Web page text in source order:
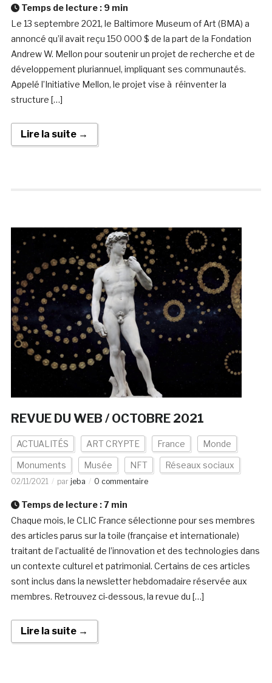
Temps de lecture : 9 min
Le 13 septembre 2021, le Baltimore Museum of Art (BMA) a
annoncé qu’il avait reçu 150 000 $ de la part de la Fondation
Andrew W. Mellon pour soutenir un projet de recherche et de
développement pluriannuel, impliquant ses communautés.
Appelé l’Initiative Mellon, le projet vise à réinventer la
structure […]
Lire la suite →
REVUE DU WEB / OCTOBRE 2021
ACTUALITÉS ART CRYPTE France Monde
Monuments Musée NFT Réseaux sociaux
02/11/2021 par jeba 0 commentaire
Temps de lecture :7 min
Chaque mois, le CLIC France sélectionne pour ses membres
des articles parus sur la toile (française et internationale)
traitant de l’actualité de l’innovation et des technologies dans
un contexte culturel et patrimonial. Certains de ces articles
sont inclus dans la newsletter hebdomadaire réservée aux
membres. Retrouvez ci-dessous, la revue du […]
Lire la suite →